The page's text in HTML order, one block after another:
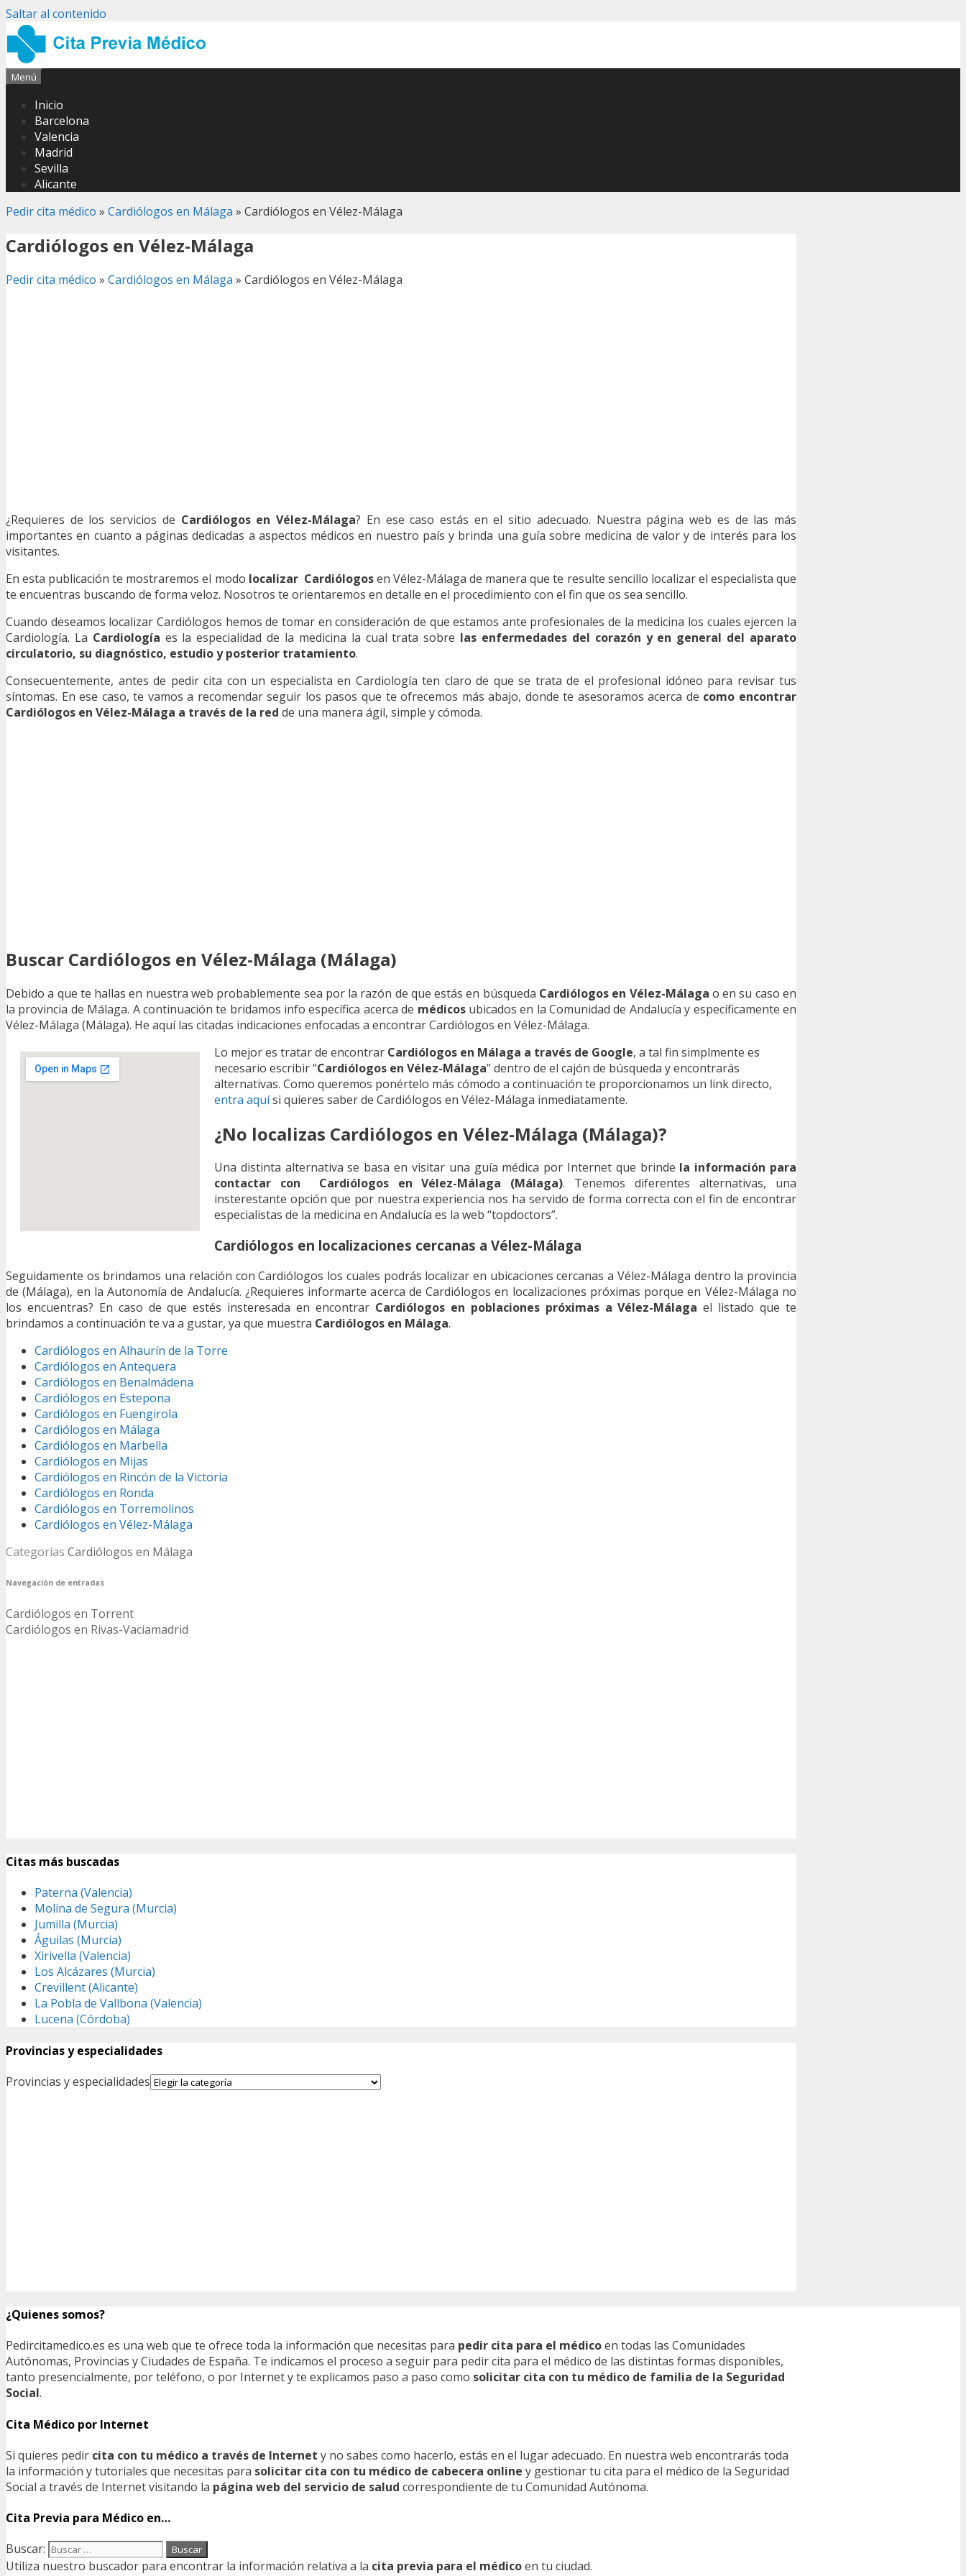
Saltar al contenido
Menú
Inicio
Barcelona
Valencia
Madrid
Sevilla
Alicante
Pedir cita médico » Cardiólogos en Málaga » Cardiólogos en Vélez-Málaga
Cardiólogos en Vélez-Málaga
Pedir cita médico » Cardiólogos en Málaga » Cardiólogos en Vélez-Málaga
¿Requieres de los servicios de Cardiólogos en Vélez-Málaga? En ese caso estás en el sitio adecuado. Nuestra página web es de las más
importantes en cuanto a páginas dedicadas a aspectos médicos en nuestro país y brinda una guía sobre medicina de valor y de interés para los
visitantes.
En esta publicación te mostraremos el modo localizar Cardiólogosen Vélez-Málaga de manera que te resulte sencillo localizar el especialista que
te encuentras buscando de forma veloz. Nosotros te orientaremos en detalle en el procedimiento con el fin que os sea sencillo.
Cuando deseamos localizar Cardiólogos hemos de tomar en consideración de que estamos ante profesionales de la medicina los cuales ejercen la
Cardiología. La Cardiología es la especialidad de la medicina la cual trata sobre las enfermedades del corazón y en general del aparato
circulatorio, su diagnóstico, estudio y posterior tratamiento.
Consecuentemente, antes de pedir cita con un especialista en Cardiología ten claro de que se trata de el profesional idóneo para revisar tus
síntomas. En ese caso, te vamos a recomendar seguir los pasos que te ofrecemos más abajo, donde te asesoramos acerca de como encontrar
Cardiólogos en Vélez-Málaga a través de la red de una manera ágil, simple y cómoda.
Buscar Cardiólogos en Vélez-Málaga (Málaga)
Debido a que te hallas en nuestra web probablemente sea por la razón de que estás en búsqueda Cardiólogos en Vélez-Málaga o en su caso en
la provincia de Málaga. A continuación te bridamos info específica acerca de médicosubicados en la Comunidad de Andalucía y específicamente en
Vélez-Málaga (Málaga). He aquí las citadas indicaciones enfocadas a encontrar Cardiólogos en Vélez-Málaga.
Lo mejor es tratar de encontrar Cardiólogos en Málaga a través de Google, a tal fin simplmente es
necesario escribir “Cardiólogos en Vélez-Málaga” dentro de el cajón de búsqueda y encontrarás
alternativas. Como queremos ponértelo más cómodo a continuación te proporcionamos un link directo,
entra aquísi quieres saber de Cardiólogos en Vélez-Málaga inmediatamente.
¿No localizas Cardiólogos en Vélez-Málaga (Málaga)?
Una distinta alternativa se basa en visitar una guía médica por Internet que brinde la información para
contactar con Cardiólogos en Vélez-Málaga (Málaga). Tenemos diferentes alternativas, una
insterestante opción que por nuestra experiencia nos ha servido de forma correcta con el fin de encontrar
especialistas de la medicina en Andalucía es la web “topdoctors”.
Cardiólogos en localizaciones cercanas a Vélez-Málaga
Seguidamente os brindamos una relación con Cardiólogos los cuales podrás localizar en ubicaciones cercanas a Vélez-Málaga dentro la provincia
de (Málaga), en la Autonomía de Andalucía. ¿Requieres informarte acerca de Cardiólogos en localizaciones próximas porque en Vélez-Málaga no
los encuentras? En caso de que estés insteresada en encontrar Cardiólogos en poblaciones próximas a Vélez-Málaga el listado que te
brindamos a continuación te va a gustar, ya que muestra Cardiólogos en Málaga.
Cardiólogos en Alhaurín de la Torre
Cardiólogos en Antequera
Cardiólogos en Benalmádena
Cardiólogos en Estepona
Cardiólogos en Fuengirola
Cardiólogos en Málaga
Cardiólogos en Marbella
Cardiólogos en Mijas
Cardiólogos en Rincón de la Victoria
Cardiólogos en Ronda
Cardiólogos en Torremolinos
Cardiólogos en Vélez-Málaga
Categorías Cardiólogos en Málaga
Navegación de entradas
Cardiólogos en Torrent
Cardiólogos en Rivas-Vaciamadrid
Citas más buscadas
Paterna (Valencia)
Molina de Segura (Murcia)
Jumilla (Murcia)
Águilas (Murcia)
Xirivella (Valencia)
Los Alcázares (Murcia)
Crevillent (Alicante)
La Pobla de Vallbona (Valencia)
Lucena (Córdoba)
Provincias y especialidades
Provincias y especialidades
¿Quienes somos?
Pedircitamedico.es es una web que te ofrece toda la información que necesitas para pedir cita para el médicoen todas las Comunidades
Autónomas, Provincias y Ciudades de España. Te indicamos el proceso a seguir para pedir cita para el médico de las distintas formas disponibles,
tanto presencialmente, por teléfono, o por Internet y te explicamos paso a paso como solicitar cita con tu médico de familia de la Seguridad
Social.
Cita Médico por Internet
Si quieres pedir cita con tu médico a través de Internet y no sabes como hacerlo, estás en el lugar adecuado. En nuestra web encontrarás toda
la información y tutoriales que necesitas para solicitar cita con tu médico de cabecera online y gestionar tu cita para el médico de la Seguridad
Social a través de Internet visitando la página web del servicio de salud correspondiente de tu Comunidad Autónoma.
Cita Previa para Médico en…
Buscar:
Utiliza nuestro buscador para encontrar la información relativa a la cita previa para el médicoen tu ciudad.